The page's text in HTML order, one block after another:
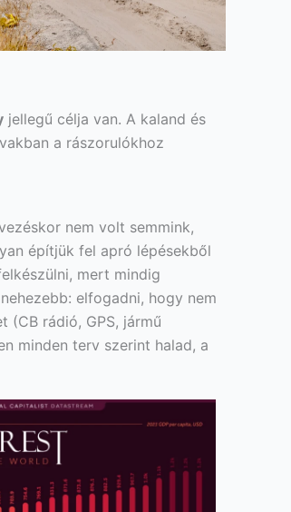
jellegű célja van. A kaland és
a rászorulókhoz
nem volt semmink,
építjük fel apró lépésekből
mert mindig
elfogadni, hogy nem
(CB rádió, GPS, jármű
minden terv szerint halad, a